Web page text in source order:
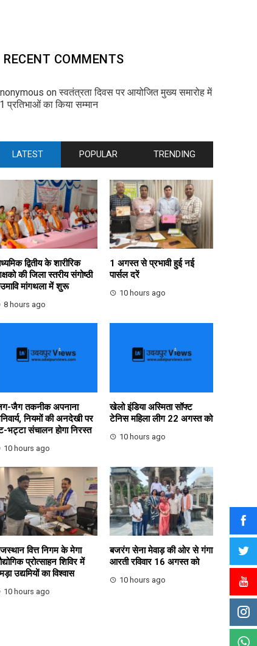
RECENT COMMENTS
onस्वतंत्रता दिवस पर आयोजित मुख्य समारोह में
प्रतिभाओं का किया सम्मान
LATEST POPULAR TRENDING
द्वितीय के शारीरिक
की जिला स्तरीय संगोष्ठी
मांगथला में शुरू
8 hours ago
1 अगस्त से प्रभावी हुई नई
पार्सल दरें
10 hours ago
जैग तकनीक अपनाना
नियमों की अनदेखी पर
भट्टा संचालन होगा निरस्त
10 hours ago
खेलो इंडिया अस्मिता सॉफ्ट
टेनिस महिला लीग 22 अगस्त को
10 hours ago
वित्त निगम के मेगा
प्रोत्साहन शिविर में
उद्यमियों का विश्वास
10 hours ago
बजरंग सेना मेवाड़ की ओर से गंगा
आरती रविवार 16 अगस्त को
10 hours ago